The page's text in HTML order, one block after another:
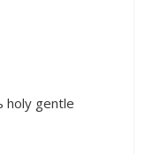
holy gentle